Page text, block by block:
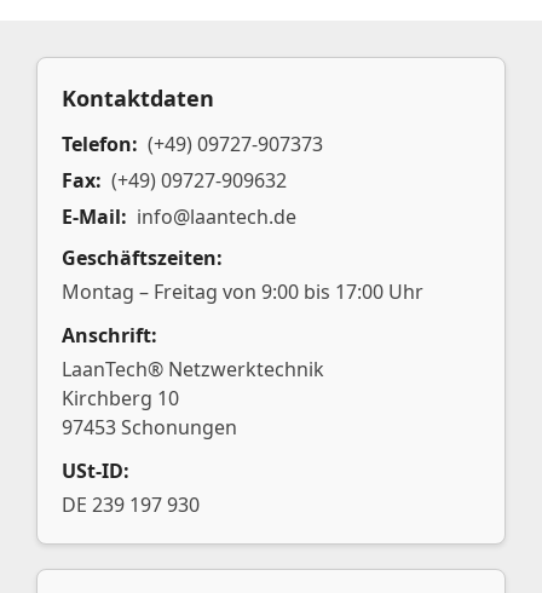
Kontaktdaten
Telefon: (+49) 09727-907373
Fax: (+49) 09727-909632
E-Mail: info@laantech.de
Geschäftszeiten:
Montag – Freitag von 9:00 bis 17:00 Uhr
Anschrift:
LaanTech® Netzwerktechnik
Kirchberg 10
97453 Schonungen
USt-ID:
DE 239 197 930